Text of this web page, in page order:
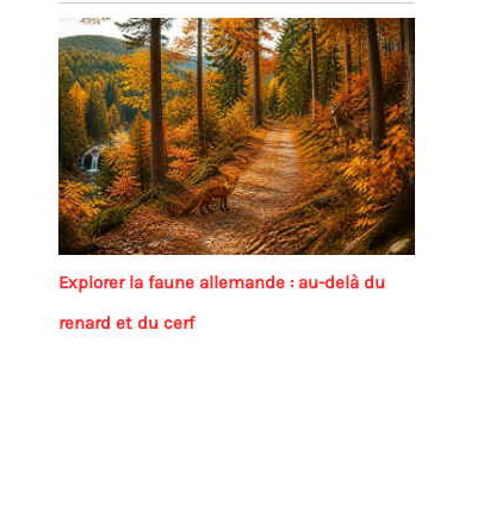
Explorer la faune allemande : au-delà du
renard et du cerf